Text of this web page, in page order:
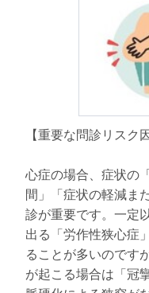
【重要な問診リスク
心症の場合、症状の
間」「症状の軽減ま
診が重要です。一定
出る「労作性狭心症
ることが多いのです
が起こる場合は「冠